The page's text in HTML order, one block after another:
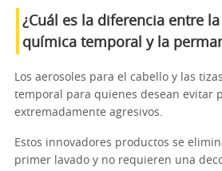
¿Cuál es la diferencia entre
química temporal y la
Los aerosoles para el cabello y las
temporal para quienes desean evitar
extremadamente agresivos.
Estos innovadores productos se
primer lavado y no requieren una